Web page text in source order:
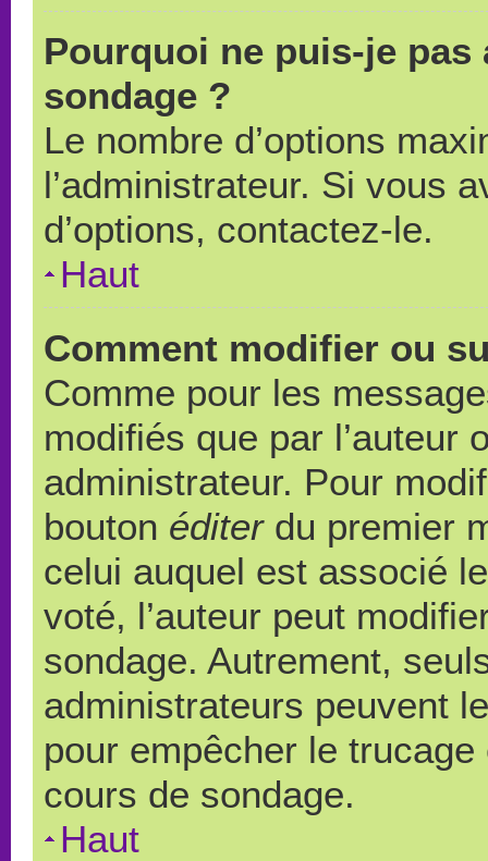
Pourquoi ne puis-je
sondage ?
Le nombre d’options
l’administrateur. Si vous
d’options, contactez-le.
Haut
Comment modifier ou
Comme pour les
modifiés que par l’auteur
administrateur. Pour
bouton éditerdu premier
celui auquel est associé
voté, l’auteur peut
sondage. Autrement,
administrateurs peuvent
pour empêcher le
cours de sondage.
Haut